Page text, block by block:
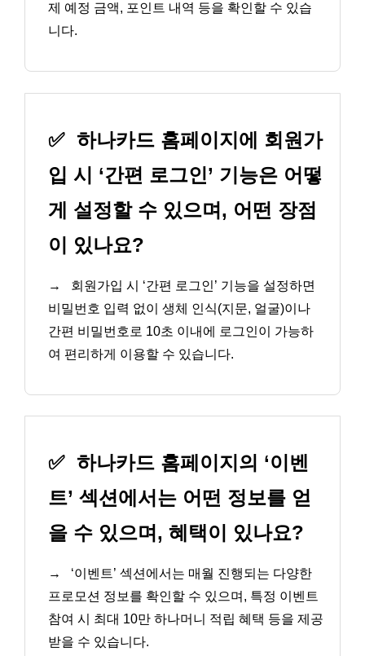
제 예정 금액, 포인트 내역 등을 확인할 수 있습
니다.
✅ 하나카드 홈페이지에 회원가
입 시 ‘간편 로그인’ 기능은 어떻
게 설정할 수 있으며, 어떤 장점
이 있나요?
→
회원가입 시 ‘간편 로그인’ 기능을 설정하면
비밀번호 입력 없이 생체 인식(지문, 얼굴)이나
간편 비밀번호로 10초 이내에 로그인이 가능하
여 편리하게 이용할 수 있습니다.
✅ 하나카드 홈페이지의 ‘이벤
트’ 섹션에서는 어떤 정보를 얻
을 수 있으며, 혜택이 있나요?
→
‘이벤트’ 섹션에서는 매월 진행되는 다양한
프로모션 정보를 확인할 수 있으며, 특정 이벤트
참여 시 최대 10만 하나머니 적립 혜택 등을 제공
받을 수 있습니다.